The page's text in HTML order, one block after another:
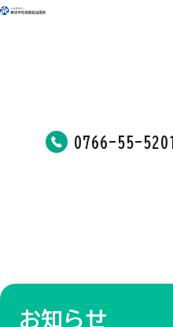
0766-55-5201
お知らせ